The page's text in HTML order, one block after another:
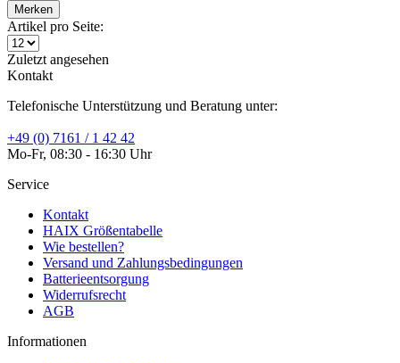
Merken
Artikel pro Seite:
Zuletzt angesehen
Kontakt
Telefonische Unterstützung und Beratung unter:
+49 (0) 7161 / 1 42 42
Mo-Fr, 08:30 - 16:30 Uhr
Service
Kontakt
HAIX Größentabelle
Wie bestellen?
Versand und Zahlungsbedingungen
Batterieentsorgung
Widerrufsrecht
AGB
Informationen